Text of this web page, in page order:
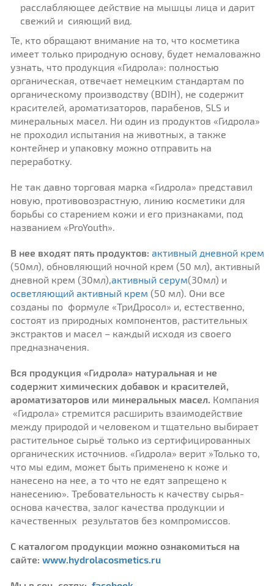
расслабляющее действие на мышцы лица и дарит
свежий и сияющий вид.
Те, кто обращают внимание на то, что косметика
имеет только природную основу, будет немаловажно
узнать, что продукция «Гидрола»: полностью
органическая, отвечает немецким стандартам по
органическому производству (BDIH), не содержит
красителей, ароматизаторов, парабенов, SLS и
минеральных масел. Ни один из продуктов «Гидрола»
не проходил испытания на животных, а также
контейнер и упаковку можно отправить на
переработку.
Не так давно торговая марка «Гидрола» представил
новую, противовозрастную, линию косметики для
борьбы со старением кожи и его признаками, под
названием «ProYouth».
В нее входят пять продуктов: активный дневной крем
(50мл), обновляющий ночной крем (50 мл), активный
дневной крем (30мл),активный серум(30мл) и
осветляющий активный крем (50 мл). Они все
созданы по формуле «ТриДросол» и, естественно,
состоят из природных компонентов, растительных
экстрактов и масел – каждый исходя из своего
предназначения.
Вся продукция «Гидрола» натуральная и не
содержит химических добавок и красителей,
ароматизаторов или минеральных масел. Компания
«Гидрола» стремится расширить взаимодействие
между природой и человеком и тщательно выбирает
растительное сырьё только из сертифицированных
органических источниов. «Гидрола» верит »Только то,
что мы едим, может быть применено к коже и
нанесено на нее, а то что не едят запрещено к
нанесению». Требовательность к качеству сырья-
основа качества, залог качества продукции и
качественных результатов без компромиссов.
С каталогом продукции можно ознакомиться на
сайте: www.hydrolacosmetics.ru